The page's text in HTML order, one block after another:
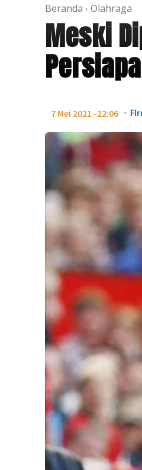
Beranda Olahraga
Meski
7 Mei 2021 -22:06 -